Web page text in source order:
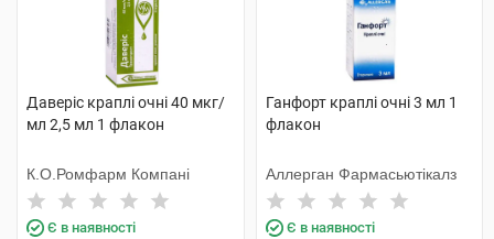
Даверіс краплі очні 40 мкг/
мл 2,5 мл 1 флакон
К.О.Ромфарм Компані
Є в наявності
Ганфорт краплі очні 3 мл 1
флакон
Аллерган Фармасьютікалз
Є в наявності